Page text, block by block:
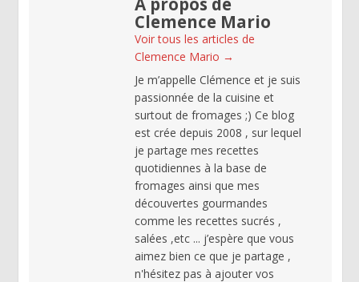
Clemence Mario
Voir tous les articles de
Clemence Mario →
Je m’appelle Clémence et je suis
passionnée de la cuisine et
surtout de fromages ;) Ce blog
est crée depuis 2008 , sur lequel
je partage mes recettes
quotidiennes à la base de
fromages ainsi que mes
découvertes gourmandes
comme les recettes sucrés ,
salées ,etc ... j’espère que vous
aimez bien ce que je partage ,
n'hésitez pas à ajouter vos